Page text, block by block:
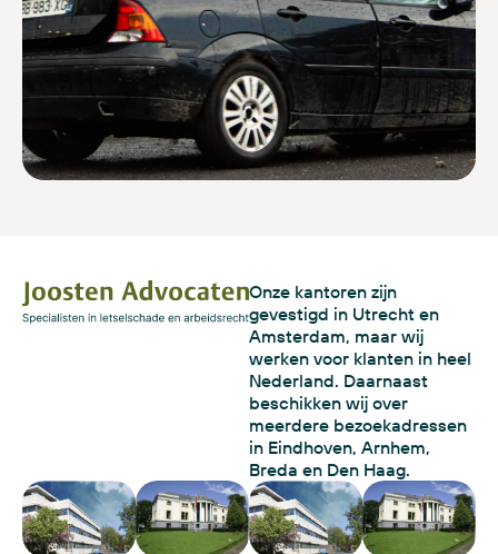
Onze kantoren zijn
gevestigd in Utrecht en
Amsterdam, maar wij
werken voor klanten in heel
Nederland. Daarnaast
beschikken wij over
meerdere bezoekadressen
in Eindhoven, Arnhem,
Breda en Den Haag.